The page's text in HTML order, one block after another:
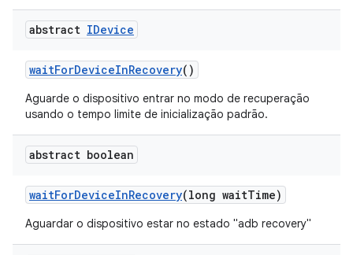
abstract IDevice
waitForDeviceInRecovery()
Aguarde o dispositivo entrar no modo de recuperação
usando o tempo limite de inicialização padrão.
abstract boolean
waitForDeviceInRecovery(long waitTime)
Aguardar o dispositivo estar no estado "adb recovery"